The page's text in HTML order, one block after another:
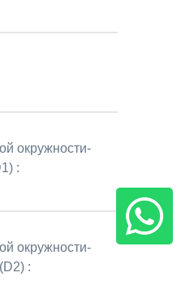
окружности-
:
окружности-
: